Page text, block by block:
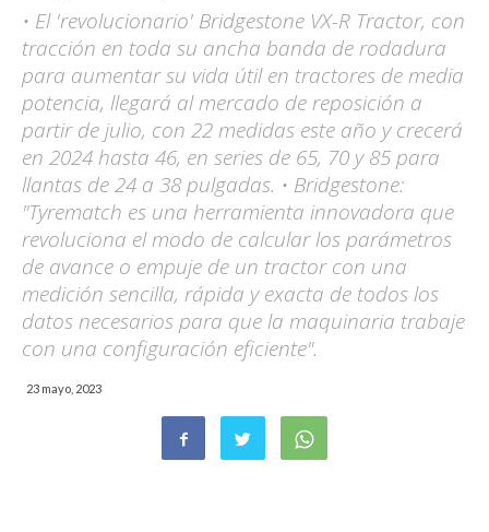
• El 'revolucionario' Bridgestone VX-R Tractor, con
tracción en toda su ancha banda de rodadura
para aumentar su vida útil en tractores de media
potencia, llegará al mercado de reposición a
partir de julio, con 22 medidas este año y crecerá
en 2024 hasta 46, en series de 65, 70 y 85 para
llantas de 24 a 38 pulgadas. • Bridgestone:
"Tyrematch es una herramienta innovadora que
revoluciona el modo de calcular los parámetros
de avance o empuje de un tractor con una
medición sencilla, rápida y exacta de todos los
datos necesarios para que la maquinaria trabaje
con una configuración eficiente".
23 mayo, 2023